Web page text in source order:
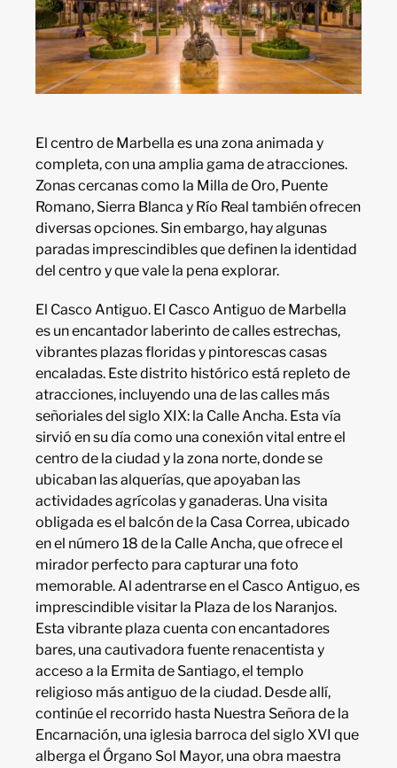
El centro de Marbella es una zona animada y
completa, con una amplia gama de atracciones.
Zonas cercanas como la Milla de Oro, Puente
Romano, Sierra Blanca y Río Real también ofrecen
diversas opciones. Sin embargo, hay algunas
paradas imprescindibles que definen la identidad
del centro y que vale la pena explorar.
El Casco Antiguo. El Casco Antiguo de Marbella
es un encantador laberinto de calles estrechas,
vibrantes plazas floridas y pintorescas casas
encaladas. Este distrito histórico está repleto de
atracciones, incluyendo una de las calles más
señoriales del siglo XIX: la Calle Ancha. Esta vía
sirvió en su día como una conexión vital entre el
centro de la ciudad y la zona norte, donde se
ubicaban las alquerías, que apoyaban las
actividades agrícolas y ganaderas. Una visita
obligada es el balcón de la Casa Correa, ubicado
en el número 18 de la Calle Ancha, que ofrece el
mirador perfecto para capturar una foto
memorable. Al adentrarse en el Casco Antiguo, es
imprescindible visitar la Plaza de los Naranjos.
Esta vibrante plaza cuenta con encantadores
bares, una cautivadora fuente renacentista y
acceso a la Ermita de Santiago, el templo
religioso más antiguo de la ciudad. Desde allí,
continúe el recorrido hasta Nuestra Señora de la
Encarnación, una iglesia barroca del siglo XVI que
alberga el Órgano Sol Mayor, una obra maestra